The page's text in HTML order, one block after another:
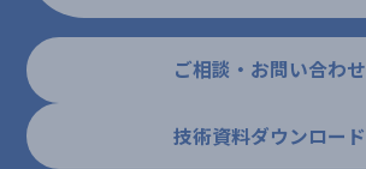
ご相談・お問い合わせ
技術資料ダウンロード